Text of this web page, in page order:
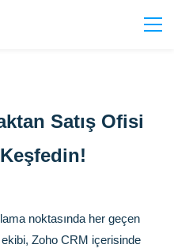
Satış Ofisi
noktasında her geçen
Zoho CRM içerisinde